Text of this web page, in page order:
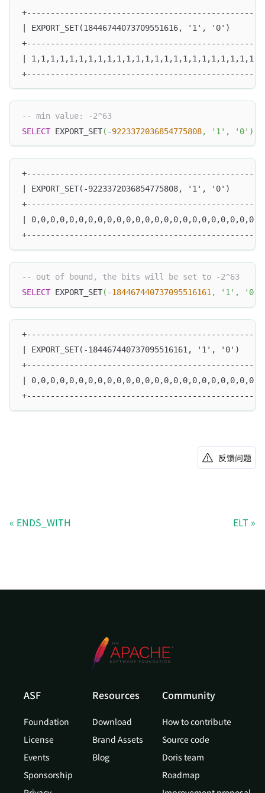
|
|
-- min value: -2^63
SELECT EXPORT_SET( -9223372036854775808, '1' , '0' )
| EXPORT_SET(-
|
-- out of bound, the bits will be set to -2^63
SELECT EXPORT_SET( -184467440737095516161, '1' , '0'
| EXPORT_SET(-
|
反馈问题
ENDS_WITH ELT
ASF
Foundation
License
Events
Sponsorship
Resources
Download
Brand Assets
Blog
Community
How to contribute
Source code
Doris team
Roadmap